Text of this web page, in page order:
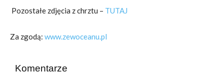
Pozostałe zdjęcia z chrztu – TUTAJ
Za zgodą: www.zewoceanu.pl
Komentarze